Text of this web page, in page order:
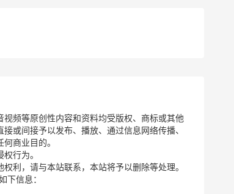
频等原创性内容和资料均受版权、商标或其他
或间接予以发布、播放、通过信息网络传播、
商业目的。
行为。
利，请与本站联系，本站将予以删除等处理。
下信息：